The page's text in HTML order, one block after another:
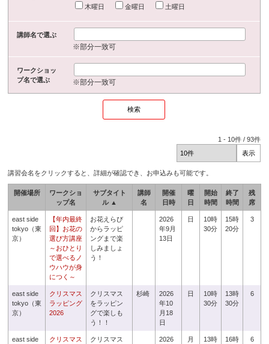
木曜日
金曜日 土曜日
講師名で選ぶ
※部分一致可
ワークショッ
プ名で選ぶ
※部分一致可
1 - 10件 /93件
講習会名をクリックすると、詳細が確認でき、お申込みも可能です。
開催場所
ワークショ
ップ名
サブタイト
ル ▲
講師
名
開催
日時
曜
日
開始
時間
終了
時間
残
席
east side
tokyo（東
京）
【年内最終
回】お花の
選び方講座
～おひとり
で選べるノ
ウハウが身
につく～
お花えらび
からラッピ
ングまで楽
しみましょ
う！
2026
年9月
13日
日
10時
30分
15時
20分
3
east side
tokyo（東
京）
クリスマス
ラッピング
2026
クリスマス
をラッピン
グで楽しも
う！！
杉崎
2026
年10
月18
日
日
10時
30分
13時
30分
6
east side
クリスマス
クリスマス
2026
月
13時
16時
6